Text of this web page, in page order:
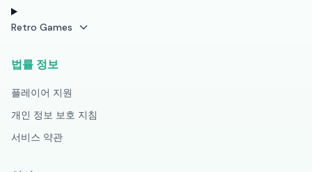
Retro Games
법률 정보
플레이어 지원
개인 정보 보호 지침
서비스 약관